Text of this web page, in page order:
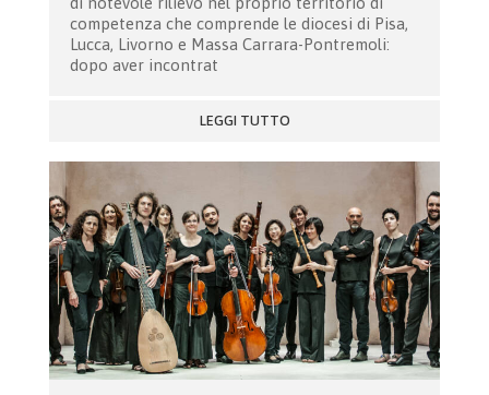
competenza che comprende le diocesi di Pisa,
Lucca, Livorno e Massa Carrara-Pontremoli:
dopo aver incontrat
LEGGI TUTTO